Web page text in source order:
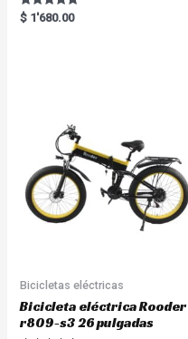
Rated
5.00
$ 1'680.00
Bicicletas eléctricas
Bicicleta eléctrica Rooder
r809-s3 26 pulgadas